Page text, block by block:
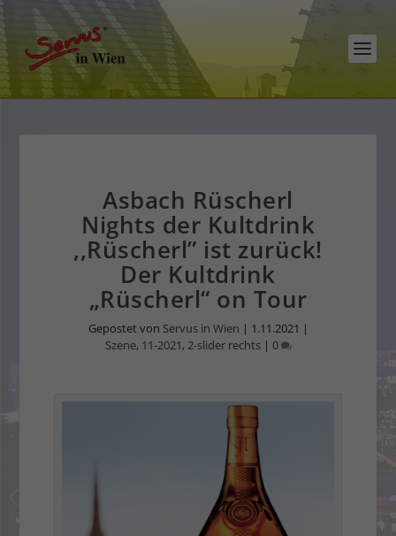
Asbach Rüscherl
Nights der Kultdrink
,,Rüscherl” ist zurück!
Der Kultdrink
„Rüscherl“ on Tour
Gepostet von Servus in Wien | 1.11.2021 |
Szene, 11-2021,2-slider rechts| 0